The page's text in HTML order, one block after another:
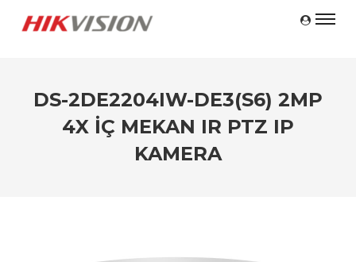
#Hikvision 4K IP Kamera İncelemesi
#Endüstriyel Güvenlik Çözümleri ile İşyerinizi
Koruyun
#TRT Haber Güvenlik Kamerası Alırken Nelere
Dikkat Edilmeli ? Güvenlik Kamera Uzmanı Pc
DS-2DE2204IW-DE3(S6) 2MP
4X İÇ MEKAN IR PTZ IP
KAMERA